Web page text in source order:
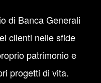
di Banca Generali
clienti nelle sfide
patrimonio e
progetti di vita.